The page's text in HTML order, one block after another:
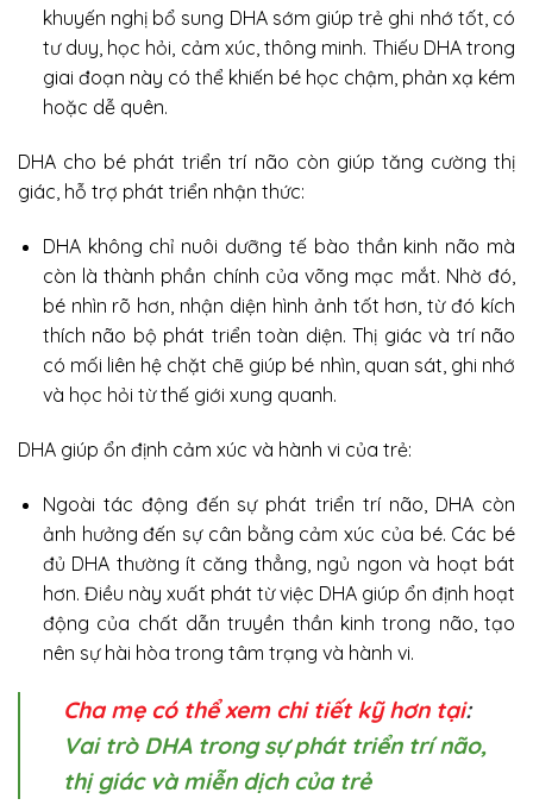
khuyến nghị bổ sung DHA sớm giúp trẻ ghi nhớ tốt, có
tư duy, học hỏi, cảm xúc, thông minh. Thiếu DHA trong
giai đoạn này có thể khiến bé học chậm, phản xạ kém
hoặc dễ quên.
DHA cho bé phát triển trí não còn giúp tăng cường thị
giác, hỗ trợ phát triển nhận thức:
DHA không chỉ nuôi dưỡng tế bào thần kinh não mà
còn là thành phần chính của võng mạc mắt. Nhờ đó,
bé nhìn rõ hơn, nhận diện hình ảnh tốt hơn, từ đó kích
thích não bộ phát triển toàn diện. Thị giác và trí não
có mối liên hệ chặt chẽ giúp bé nhìn, quan sát, ghi nhớ
và học hỏi từ thế giới xung quanh.
DHA giúp ổn định cảm xúc và hành vi của trẻ:
Ngoài tác động đến sự phát triển trí não, DHA còn
ảnh hưởng đến sự cân bằng cảm xúc của bé. Các bé
đủ DHA thường ít căng thẳng, ngủ ngon và hoạt bát
hơn. Điều này xuất phát từ việc DHA giúp ổn định hoạt
động của chất dẫn truyền thần kinh trong não, tạo
nên sự hài hòa trong tâm trạng và hành vi.
Cha mẹ có thể xem chi tiết kỹ hơn tại:
Vai trò DHA trong sự phát triển trí não,
thị giác và miễn dịch của trẻ